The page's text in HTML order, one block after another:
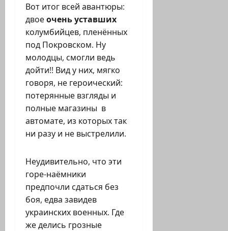
Вот итог всей авантюры:
двоеочень уставших
колумбийцев, пленённых
под Покровском. Ну
молодцы, смогли ведь
дойти!! Вид у них, мягко
говоря, не героический:
потерянные взгляды и
полные магазины в
автомате, из которых так
ни разу и не выстрелили.
Неудивительно, что эти
горе-наёмники
предпочли сдаться без
боя, едва завидев
украинских военных. Где
же делись грозные